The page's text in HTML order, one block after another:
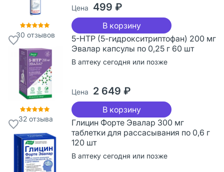
30 отзывов
Цена 499 ₽
В корзину
32отзыва
5-НТР (5-гидрокситриптофан) 200 мг
Эвалар капсулы по 0,25 г 60 шт
В аптеку сегодня или позже
Цена 2 649 ₽
В корзину
Глицин Форте Эвалар 300 мг
таблетки для рассасывания по 0,6 г
120 шт
В аптеку сегодня или позже